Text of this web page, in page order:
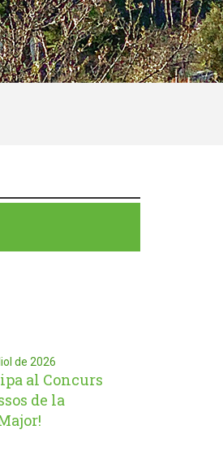
de 2026
al Concurs
de la